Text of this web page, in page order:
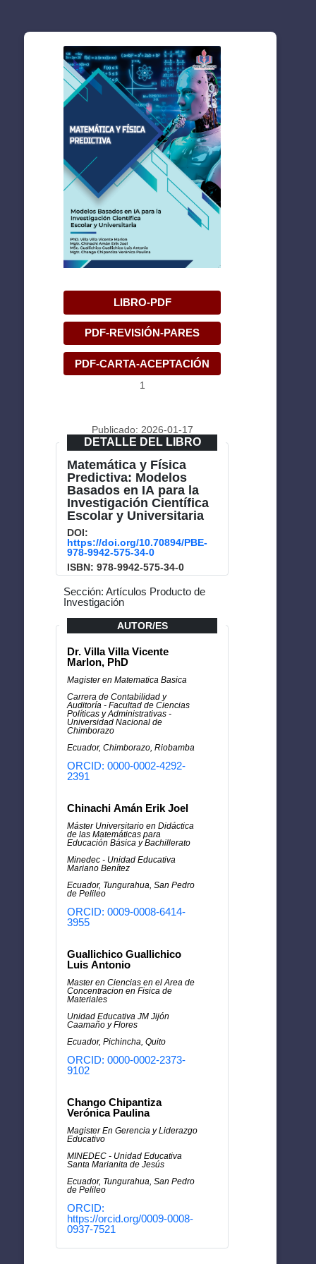
LIBRO-PDF
PDF-REVISIÓN-PARES
PDF-CARTA-ACEPTACIÓN
1
Publicado: 2026-01-17
DETALLE DEL LIBRO
Matemática y Física
Predictiva: Modelos
Basados en IA para la
Investigación Científica
Escolar y Universitaria
DOI:
https://doi.org/10.70894/PBE-
978-9942-575-34-0
ISBN: 978-9942-575-34-0
Sección: Artículos Producto de
Investigación
AUTOR/ES
Dr. Villa Villa Vicente
Marlon, PhD
Magister en Matematica Basica
Carrera de Contabilidad y
Auditoría - Facultad de Ciencias
Políticas y Administrativas -
Universidad Nacional de
Chimborazo
Ecuador, Chimborazo, Riobamba
ORCID: 0000-0002-4292-
2391
Chinachi Amán Erik Joel
Máster Universitario en Didáctica
de las Matemáticas para
Educación Básica y Bachillerato
Minedec - Unidad Educativa
Mariano Benítez
Ecuador, Tungurahua, San Pedro
de Pelileo
ORCID: 0009-0008-6414-
3955
Guallichico Guallichico
Luis Antonio
Master en Ciencias en el Area de
Concentracion en Fisica de
Materiales
Unidad Educativa JM Jijón
Caamaño y Flores
Ecuador, Pichincha, Quito
ORCID: 0000-0002-2373-
9102
Chango Chipantiza
Verónica Paulina
Magister En Gerencia y Liderazgo
Educativo
MINEDEC - Unidad Educativa
Santa Marianita de Jesús
Ecuador, Tungurahua, San Pedro
de Pelileo
ORCID:
https://orcid.org/0009-0008-
0937-7521